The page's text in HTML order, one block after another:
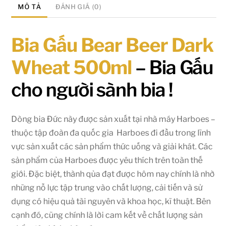
MÔ TẢ ĐÁNH GIÁ (0)
Bia Gấu Bear Beer Dark
Wheat 500ml – Bia Gấu
cho người sành bia !
Dòng bia Đức này được sản xuất tại nhà máy Harboes –
thuộc tập đoàn đa quốc gia Harboes đi đầu trong lĩnh
vực sản xuất các sản phẩm thức uống và giải khát. Các
sản phẩm của Harboes được yêu thích trên toàn thế
giới. Đặc biệt, thành qủa đạt được hôm nay chính là nhờ
những nỗ lực tập trung vào chất lượng, cải tiến và sử
dụng có hiệu quả tài nguyên và khoa học, kĩ thuật. Bên
cạnh đó, cũng chính là lời cam kết về chất lượng sản